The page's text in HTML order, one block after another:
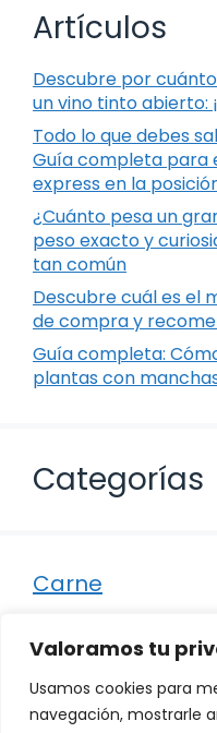
Valoramos tu
Usamos cookies para
navegación, mostrarle
Artículos
Descubre por
un vino tinto abierto:
Todo lo que debes
Guía completa para
express en la
¿Cuánto pesa un
peso exacto y
tan común
Descubre cuál es el
de compra y
Guía completa:
plantas con
Categorías
Carne
Otro